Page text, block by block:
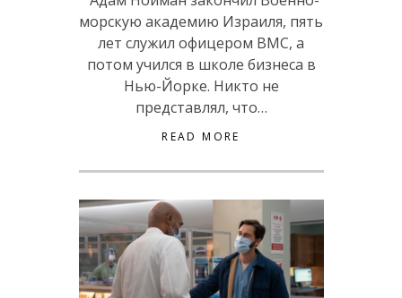
морскую академию Израиля, пять
лет служил офицером ВМС, а
потом учился в школе бизнеса в
Нью-Йорке. Никто не
представлял, что…
READ MORE